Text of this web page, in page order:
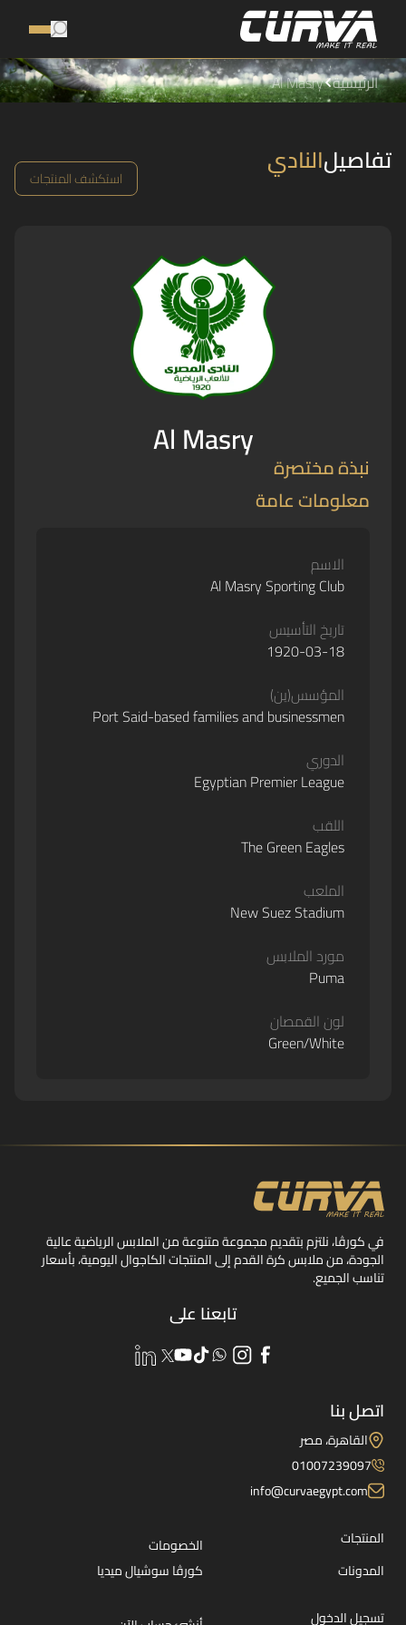
الرئيسية Al Masry
الناديتفاصيل استكشف المنتجات
Al Masry
نبذة مختصرة
معلومات عامة
الاسم
Al Masry Sporting Club
تاريخ التأسيس
1920-03-18
المؤسس(ين)
Port Said-based families and businessmen
الدوري
Egyptian Premier League
اللقب
The Green Eagles
الملعب
New Suez Stadium
مورد الملابس
Puma
لون القمصان
Green/White
في كورڤا، نلتزم بتقديم مجموعة متنوعة من الملابس الرياضية عالية
الجودة، من ملابس كرة القدم إلى المنتجات الكاجوال اليومية، بأسعار
تناسب الجميع.
تابعنا على
اتصل بنا
القاهرة، مصر
01007239097
info@curvaegypt.com
المنتجات
الخصومات
المدونات
كورڤا سوشيال ميديا
تسجيل الدخول